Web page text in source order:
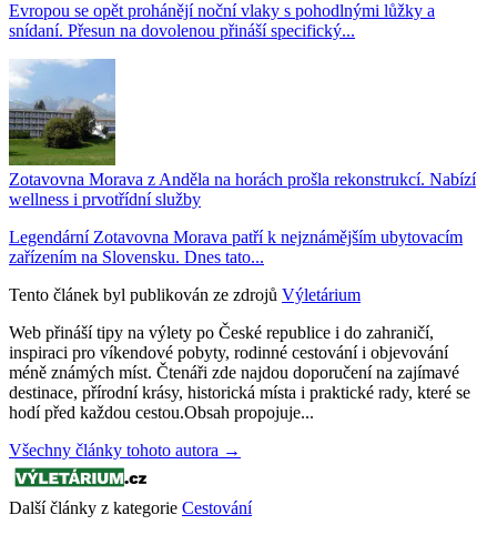
Evropou se opět prohánějí noční vlaky s pohodlnými lůžky a
snídaní. Přesun na dovolenou přináší specifický...
Zotavovna Morava z Anděla na horách prošla rekonstrukcí. Nabízí
wellness i prvotřídní služby
Legendární Zotavovna Morava patří k nejznámějším ubytovacím
zařízením na Slovensku. Dnes tato...
Tento článek byl publikován ze zdrojů Výletárium
Web přináší tipy na výlety po České republice i do zahraničí,
inspiraci pro víkendové pobyty, rodinné cestování i objevování
méně známých míst. Čtenáři zde najdou doporučení na zajímavé
destinace, přírodní krásy, historická místa i praktické rady, které se
hodí před každou cestou.Obsah propojuje...
Všechny články tohoto autora →
Další články z kategorie Cestování